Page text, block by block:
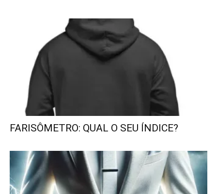
FARISÔMETRO: QUAL O SEU ÍNDICE?